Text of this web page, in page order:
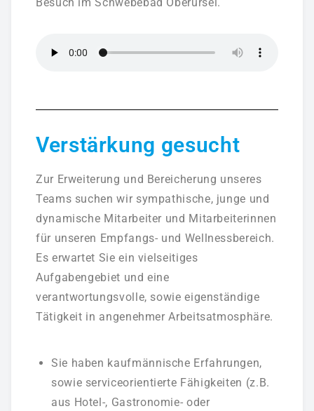
Preise Kältekammer
NEWS
VIDEOS
GUTSCHEINE
Verstärkung gesucht
Zur Erweiterung und Bereicherung unseres
Teams suchen wir sympathische, junge und
dynamische Mitarbeiter und Mitarbeiterinnen
für unseren Empfangs- und Wellnessbereich.
Es erwartet Sie ein vielseitiges
Aufgabengebiet und eine
verantwortungsvolle, sowie eigenständige
Tätigkeit in angenehmer Arbeitsatmosphäre.
Sie haben kaufmännische Erfahrungen,
sowie serviceorientierte Fähigkeiten (z.B.
aus Hotel-, Gastronomie- oder